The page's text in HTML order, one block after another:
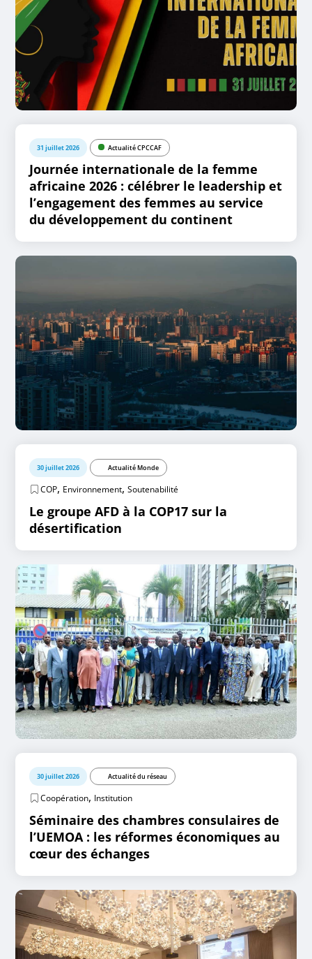
31 juillet 2026 Actualité CPCCAF
Journée internationale de la femme
africaine 2026 : célébrer le leadership et
l’engagement des femmes au service
du développement du continent
30 juillet 2026 Actualité Monde
COP, Environnement,Soutenabilité
Le groupe AFD à la COP17 sur la
désertification
30 juillet 2026 Actualité du réseau
Coopération, Institution
Séminaire des chambres consulaires de
l’UEMOA : les réformes économiques au
cœur des échanges